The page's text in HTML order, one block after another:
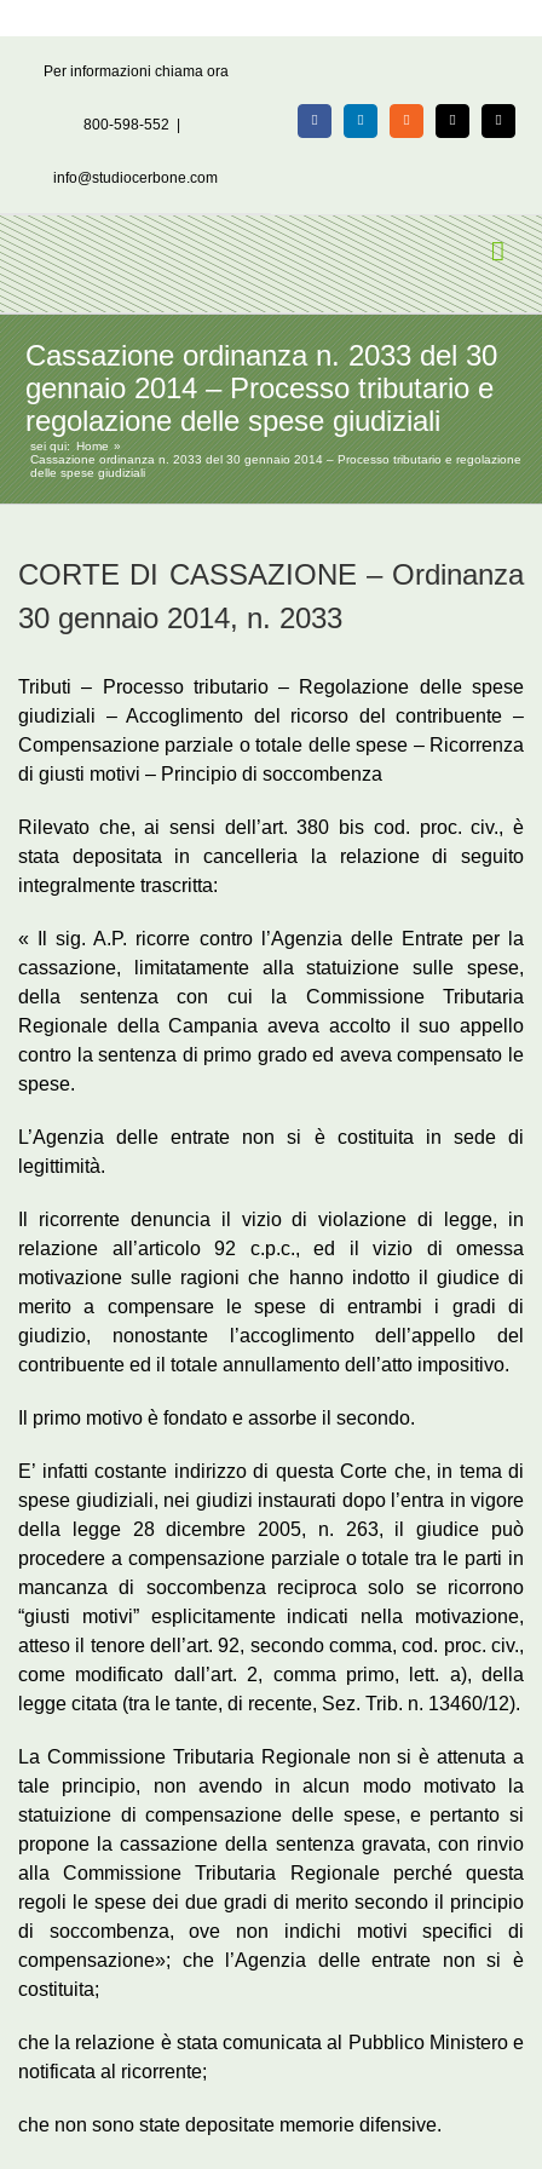
Per informazioni chiama ora
800-598-552
info@studiocerbone.com
FacebookLinkedIn Rss X Email
Cassazione ordinanza n. 2033 del 30
gennaio 2014 – Processo tributario e
regolazione delle spese giudiziali
sei qui:
Home
Cassazione ordinanza n. 2033 del 30 gennaio 2014 – Processo tributario e regolazione
delle spese giudiziali
CORTE DI CASSAZIONE – Ordinanza
30 gennaio 2014, n. 2033
Tributi – Processo tributario – Regolazione delle spese
giudiziali – Accoglimento del ricorso del contribuente –
Compensazione parziale o totale delle spese – Ricorrenza
di giusti motivi – Principio di soccombenza
Rilevato che, ai sensi dell’art. 380 bis cod. proc. civ., è
stata depositata in cancelleria la relazione di seguito
integralmente trascritta:
« Il sig. A.P. ricorre contro l’Agenzia delle Entrate per la
cassazione, limitatamente alla statuizione sulle spese,
della sentenza con cui la Commissione Tributaria
Regionale della Campania aveva accolto il suo appello
contro la sentenza di primo grado ed aveva compensato le
spese.
L’Agenzia delle entrate non si è costituita in sede di
legittimità.
Il ricorrente denuncia il vizio di violazione di legge, in
relazione all’articolo 92 c.p.c., ed il vizio di omessa
motivazione sulle ragioni che hanno indotto il giudice di
merito a compensare le spese di entrambi i gradi di
giudizio, nonostante l’accoglimento dell’appello del
contribuente ed il totale annullamento dell’atto impositivo.
Il primo motivo è fondato e assorbe il secondo.
E’ infatti costante indirizzo di questa Corte che, in tema di
spese giudiziali, nei giudizi instaurati dopo l’entra in vigore
della legge 28 dicembre 2005, n. 263, il giudice può
procedere a compensazione parziale o totale tra le parti in
mancanza di soccombenza reciproca solo se ricorrono
“giusti motivi” esplicitamente indicati nella motivazione,
atteso il tenore dell’art. 92, secondo comma, cod. proc. civ.,
come modificato dall’art. 2, comma primo, lett. a), della
legge citata (tra le tante, di recente, Sez. Trib. n. 13460/12).
La Commissione Tributaria Regionale non si è attenuta a
tale principio, non avendo in alcun modo motivato la
statuizione di compensazione delle spese, e pertanto si
propone la cassazione della sentenza gravata, con rinvio
alla Commissione Tributaria Regionale perché questa
regoli le spese dei due gradi di merito secondo il principio
di soccombenza, ove non indichi motivi specifici di
compensazione»; che l’Agenzia delle entrate non si è
costituita;
che la relazione è stata comunicata al Pubblico Ministero e
notificata al ricorrente;
che non sono state depositate memorie difensive.